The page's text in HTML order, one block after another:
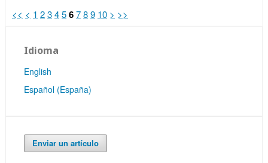
<< < 1 23456789 10 > >>
Idioma
English
Español (España)
Enviar un artículo